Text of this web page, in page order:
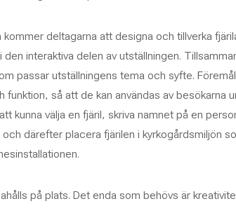
deltagarna att designa och tillverka
den interaktiva delen av utställningen.
passar utställningens tema och syfte.
funktion, så att de kan användas av besökarna
kunna välja en fjäril, skriva namnet på en
därefter placera fjärilen i kyrkogårdsmiljön
på plats. Det enda som behövs är